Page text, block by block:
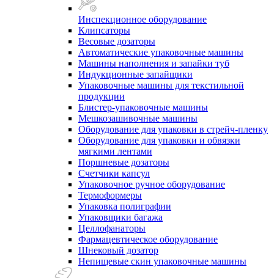
Инспекционное оборудование
Клипсаторы
Весовые дозаторы
Автоматические упаковочные машины
Машины наполнения и запайки туб
Индукционные запайщики
Упаковочные машины для текстильной
продукции
Блистер-упаковочные машины
Мешкозашивочные машины
Оборудование для упаковки в стрейч-пленку
Оборудование для упаковки и обвязки
мягкими лентами
Поршневые дозаторы
Счетчики капсул
Упаковочное ручное оборудование
Термоформеры
Упаковка полиграфии
Упаковщики багажа
Целлофанаторы
Фармацевтическое оборудование
Шнековый дозатор
Непищевые скин упаковочные машины